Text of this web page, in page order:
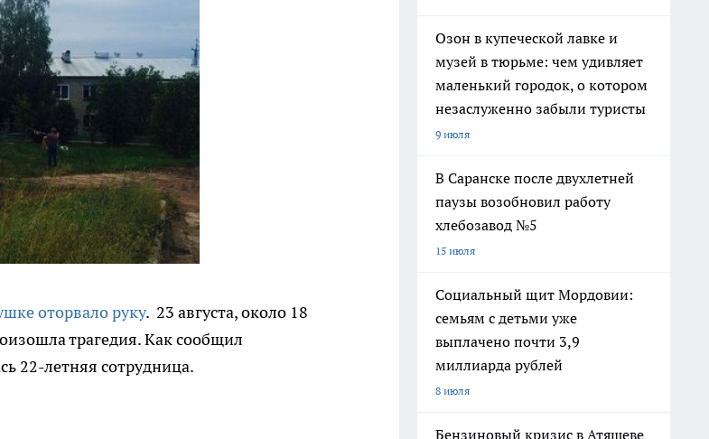
оторвало руку. 23 августа, около 18
трагедия. Как сообщил
22-летняя сотрудница.
Озон в купеческой лавке и
музей в тюрьме: чем удивляет
маленький городок, о котором
незаслуженно забыли туристы
9 июля
В Саранске после двухлетней
паузы возобновил работу
хлебозавод №5
15 июля
Социальный щит Мордовии:
семьям с детьми уже
выплачено почти 3,9
миллиарда рублей
8 июля
Бензиновый кризис в Атяшеве